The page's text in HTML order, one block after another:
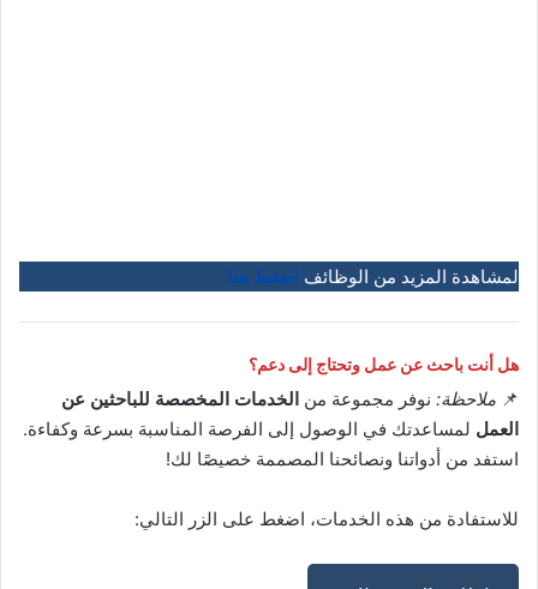
لمشاهدة المزيد من الوظائف اضغط هنا
هل أنت باحث عن عمل وتحتاج إلى دعم؟
📌 ملاحظة: نوفر مجموعة من الخدمات المخصصة للباحثين عن
العمل لمساعدتك في الوصول إلى الفرصة المناسبة بسرعة وكفاءة.
استفد من أدواتنا ونصائحنا المصممة خصيصًا لك!
للاستفادة من هذه الخدمات، اضغط على الزر التالي: